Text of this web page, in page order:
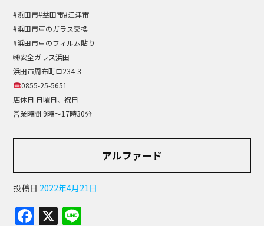
#浜田市#益田市#江津市
#浜田市車のガラス交換
#浜田市車のフィルム貼り
㈱安全ガラス浜田
浜田市周布町ロ234-3
0855-25-5651
店休日 日曜日、祝日
営業時間 9時～17時30分
アルファード
投稿日 2022年4月21日
F X